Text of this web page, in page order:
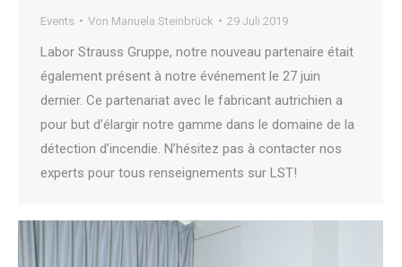
Events Von Manuela Steinbrück 29 Juli 2019
Labor Strauss Gruppe, notre nouveau partenaire était
également présent à notre événement le 27 juin
dernier. Ce partenariat avec le fabricant autrichien a
pour but d’élargir notre gamme dans le domaine de la
détection d’incendie. N’hésitez pas à contacter nos
experts pour tous renseignements sur LST!